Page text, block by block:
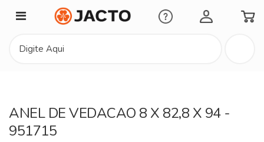
Minha Conta
ANEL DE VEDACAO 8 X 82,8 X 94 -
951715